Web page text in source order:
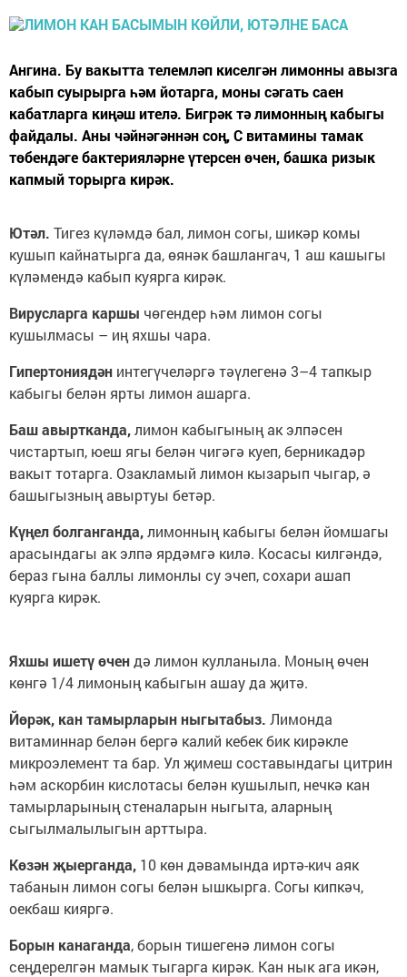
Ангина. Бу вакытта телемләп киселгән лимонны авызга
кабып суырырга һәм йотарга, моны сәгать саен
кабатларга киңәш ителә. Бигрәк тә лимонның кабыгы
файдалы. Аны чәйнәгәннән соң, С витамины тамак
төбендәге бактерияләрне үтерсен өчен, башка ризык
капмый торырга кирәк.
Ютәл. Тигез күләмдә бал, лимон согы, шикәр комы
кушып кайнатырга да, өянәк башлангач, 1 аш кашыгы
күләмендә кабып куярга кирәк.
Вирусларга каршы чөгендер һәм лимон согы
кушылмасы – иң яхшы чара.
Гипертониядән интегүчеләргә тәүлегенә 3–4 тапкыр
кабыгы белән ярты лимон ашарга.
Баш авыртканда,лимон кабыгының ак элпәсен
чистартып, юеш ягы белән чигәгә куеп, берникадәр
вакыт тотарга. Озакламый лимон кызарып чыгар, ә
башыгызның авыртуы бетәр.
Күңел болганганда,лимонның кабыгы белән йомшагы
арасындагы ак элпә ярдәмгә килә. Косасы килгәндә,
бераз гына баллы лимонлы су эчеп, сохари ашап
куярга кирәк.
Яхшы ишетү өчендә лимон кулланыла. Моның өчен
көнгә 1/4 лимоның кабыгын ашау да җитә.
Йөрәк, кан тамырларын ныгытабыз. Лимонда
витаминнар белән бергә калий кебек бик кирәкле
микроэлемент та бар. Ул җимеш составындагы цитрин
һәм аскорбин кислотасы белән кушылып, нечкә кан
тамырларының стеналарын ныгыта, аларның
сыгылмалылыгын арттыра.
Көзән җыерганда, 10 көн дәвамында иртә-кич аяк
табанын лимон согы белән ышкырга. Согы кипкәч,
оекбаш кияргә.
Борын канаганда, борын тишегенә лимон согы
сеңдерелгән мамык тыгарга кирәк. Кан нык ага икән,